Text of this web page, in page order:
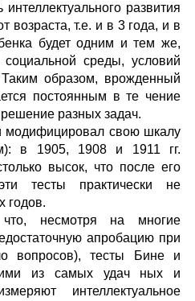
развития
возраста, т.е. и в 3 года, и в
будет одним и тем же,
среды, условий
образом, врожденный
постоянным в те чение
разных задач.
модифицировал свою шкалу
в 1905, 1908 и 1911 гг.
высок, что после его
тесты практически не
годов.
что, несмотря на многие
апробацию при
вопросов), тесты Бине и
из самых удач ных и
интеллектуальное